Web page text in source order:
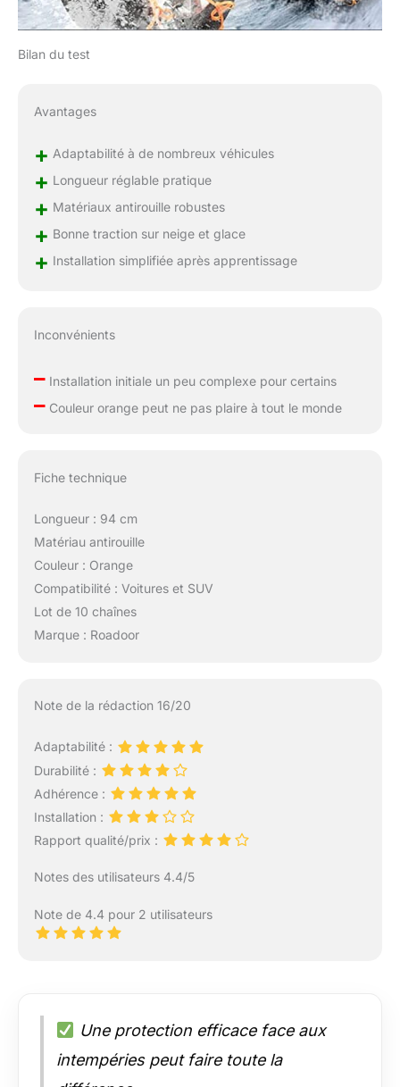
Bilan du test
Avantages
+ Adaptabilité à de nombreux véhicules
+ Longueur réglable pratique
+ Matériaux antirouille robustes
+ Bonne traction sur neige et glace
+ Installation simplifiée après apprentissage
Inconvénients
–Installation initiale un peu complexe pour certains
–Couleur orange peut ne pas plaire à tout le monde
Fiche technique
Longueur : 94 cm
Matériau antirouille
Couleur : Orange
Compatibilité : Voitures et SUV
Lot de 10 chaînes
Marque : Roadoor
Note de la rédaction 16/20
Adaptabilité :
Durabilité :
Adhérence :
Installation :
Rapport qualité/prix :
Notes des utilisateurs 4.4/5
Note de 4.4 pour 2 utilisateurs
Une protection efficace face aux
intempéries peut faire toute la